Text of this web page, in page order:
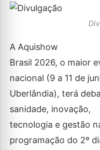
A Aquishow
Brasil 2026, o maior
nacional (9 a 11 de
Uberlândia), terá
sanidade, inovação,
tecnologia e gestão
programação do 2º